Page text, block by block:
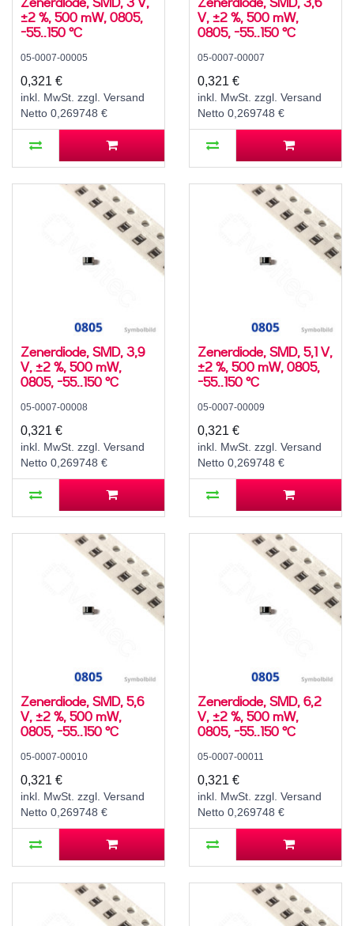
±2 %, 500 mW, 0805,
-55..150 °C
05-0007-00005
0,321 €
inkl. MwSt. zzgl. Versand
Netto 0,269748 €
V, ±2 %, 500 mW,
0805, -55..150 °C
05-0007-00007
0,321 €
inkl. MwSt. zzgl. Versand
Netto 0,269748 €
Zenerdiode, SMD, 3,9
V, ±2 %, 500 mW,
0805, -55..150 °C
05-0007-00008
0,321 €
inkl. MwSt. zzgl. Versand
Netto 0,269748 €
Zenerdiode, SMD, 5,1 V,
±2 %, 500 mW, 0805,
-55..150 °C
05-0007-00009
0,321 €
inkl. MwSt. zzgl. Versand
Netto 0,269748 €
Zenerdiode, SMD, 5,6
V, ±2 %, 500 mW,
0805, -55..150 °C
05-0007-00010
0,321 €
inkl. MwSt. zzgl. Versand
Netto 0,269748 €
Zenerdiode, SMD, 6,2
V, ±2 %, 500 mW,
0805, -55..150 °C
05-0007-00011
0,321 €
inkl. MwSt. zzgl. Versand
Netto 0,269748 €